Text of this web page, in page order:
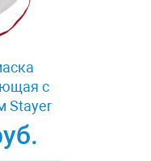
с
Stayer
11116